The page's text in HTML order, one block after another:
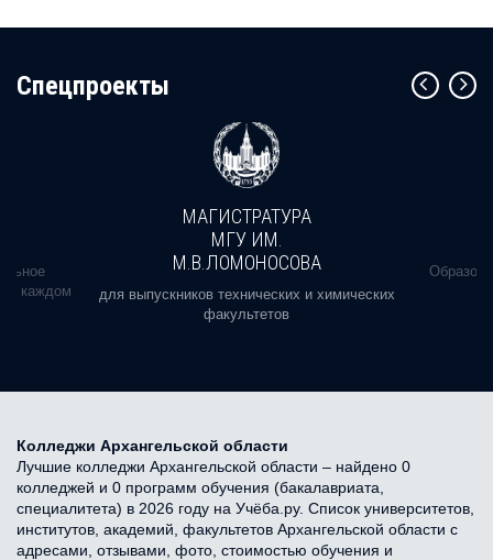
Cпецпроекты
в каждом
МАГИСТРАТУРА
МГУ ИМ.
М.В.ЛОМОНОСОВА
для выпускников технических и химических
факультетов
Колледжи Архангельской области
Лучшие колледжи Архангельской области – найдено 0
колледжей и 0 программ обучения (бакалавриата,
специалитета) в 2026 году на Учёба.ру. Список университетов,
институтов, академий, факультетов Архангельской области с
адресами, отзывами, фото, стоимостью обучения и